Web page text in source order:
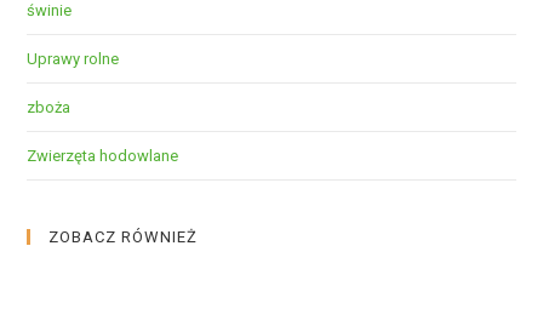
świnie
Uprawy rolne
zboża
Zwierzęta hodowlane
ZOBACZ RÓWNIEŻ